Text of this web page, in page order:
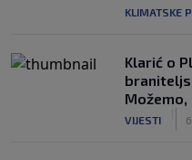
KLIMATSKE
Klarić o
Možemo,
VIJESTI